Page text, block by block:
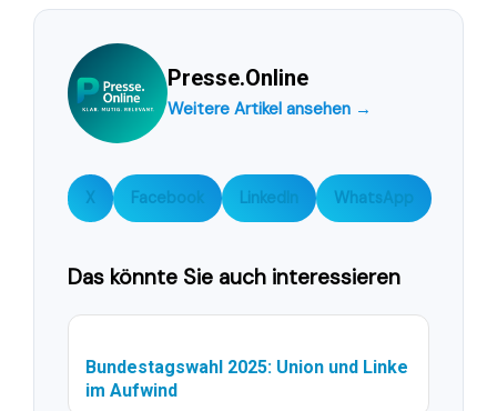
Presse.Online
Weitere Artikel ansehen →
X Facebook LinkedIn WhatsApp
Das könnte Sie auch interessieren
Bundestagswahl 2025: Union und Linke
im Aufwind